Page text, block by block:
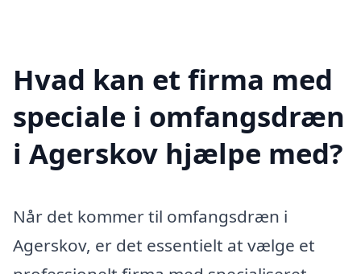
Hvad kan et firma med
speciale i omfangsdræn
i Agerskov hjælpe med?
Når det kommer til omfangsdræn i
Agerskov, er det essentielt at vælge et